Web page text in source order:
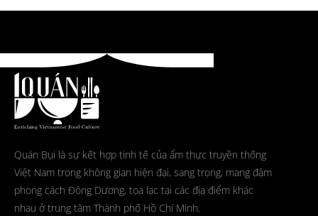
Quán Bụi là sự kết hợp tinh tế của ẩm thực truyền thống
Việt Nam trong không gian hiện đại, sang trọng, mang đậm
phong cách Đông Dương, tọa lạc tại các địa điểm khác
nhau ở trung tâm Thành phố Hồ Chí Minh.